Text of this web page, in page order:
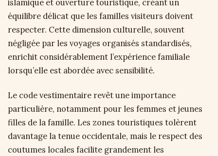
islamique et ouverture touristique, créant un
équilibre délicat que les familles visiteurs doivent
respecter. Cette dimension culturelle, souvent
négligée par les voyages organisés standardisés,
enrichit considérablement l’expérience familiale
lorsqu’elle est abordée avec sensibilité.
Le code vestimentaire revêt une importance
particulière, notamment pour les femmes et jeunes
filles de la famille. Les zones touristiques tolèrent
davantage la tenue occidentale, mais le respect des
coutumes locales facilite grandement les